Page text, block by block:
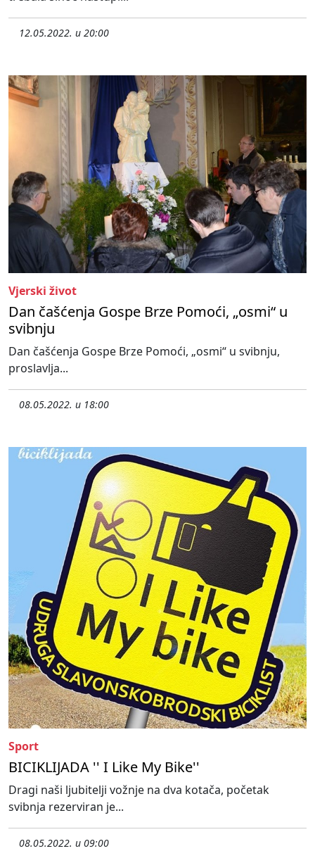
12.05.2022. u 20:00
Vjerski život
Dan čašćenja Gospe Brze Pomoći, „osmi“ u
svibnju
Dan čašćenja Gospe Brze Pomoći, „osmi“ u svibnju,
proslavlja...
08.05.2022. u 18:00
Sport
BICIKLIJADA '' I Like My Bike''
Dragi naši ljubitelji vožnje na dva kotača, početak
svibnja rezerviran je...
08.05.2022. u 09:00